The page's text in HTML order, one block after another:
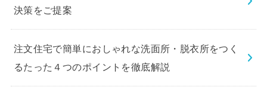
決策をご提案
注文住宅で簡単におしゃれな洗面所・脱衣所をつく
るたった４つのポイントを徹底解説